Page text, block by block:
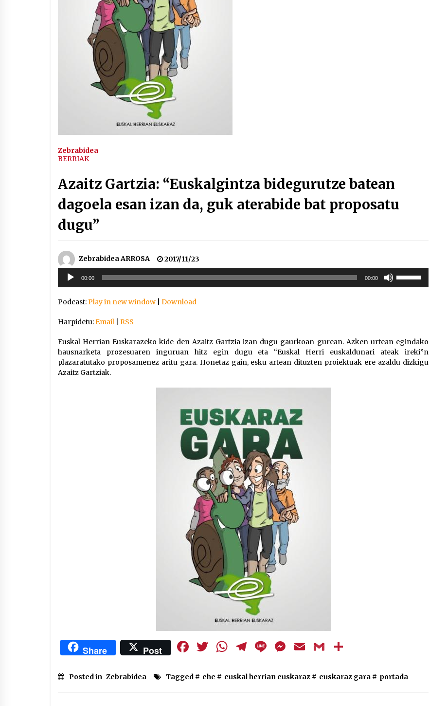
Arrosaren IX. Topaketak –
Mila esker guztioi!
2021/11/11
Segura irratian Arrosaren 20
urteez
2021/07/22
Hala Bedi irratiko Hizpidea
Zebrabidea
BERRIAK
Azaitz Gartzia: “Euskalgintza bidegurutze batean
dagoela esan izan da, guk aterabide bat proposatu
dugu”
Zebrabidea ARROSA
2017/11/23
Soinu
erreproduzigailua
00:00 00:00
jaisteko.
Podcast:Play in new window Download
Harpidetu:Email RSS
Euskal Herrian Euskarazeko kide den Azaitz Gartzia izan dugu gaurkoan gurean. Azken urtean egindako
hausnarketa prozesuaren inguruan hitz egin dugu eta “Euskal Herri euskaldunari ateak ireki”n
plazaratutako proposamenez aritu gara. Honetaz gain, esku artean dituzten proiektuak ere azaldu dizkigu
Azaitz Gartziak.
Share Post Facebook
Twitter
WhatsApp
Telegram
LineMessenger
EmailGmail
Posted in Zebrabidea Tagged # ehe # euskal herrian euskaraz # euskaraz gara # portada